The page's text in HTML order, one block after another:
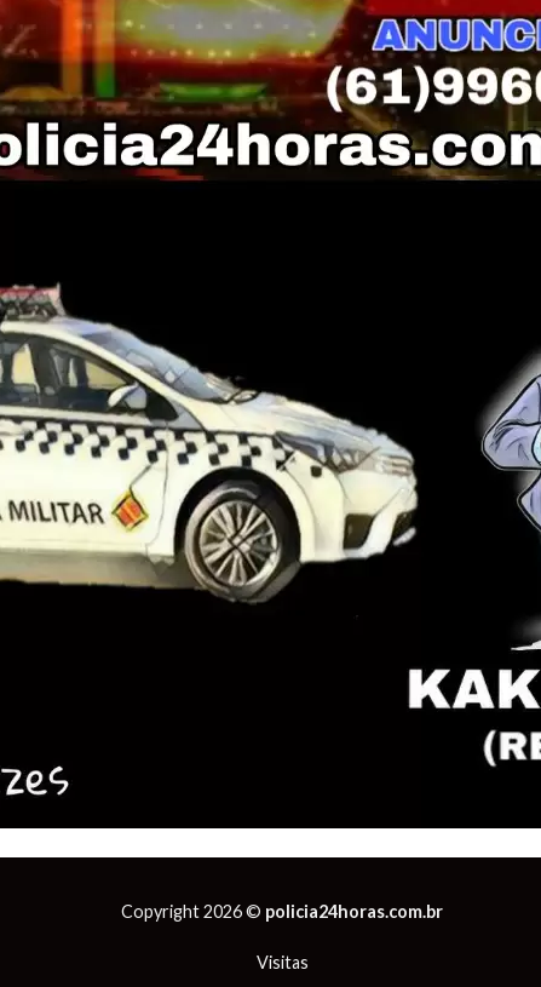
Copyright 2026 © policia24horas.com.br
Visitas